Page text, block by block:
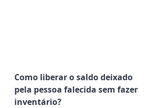
Como liberar o saldo deixado
pela pessoa falecida sem fazer
inventário?